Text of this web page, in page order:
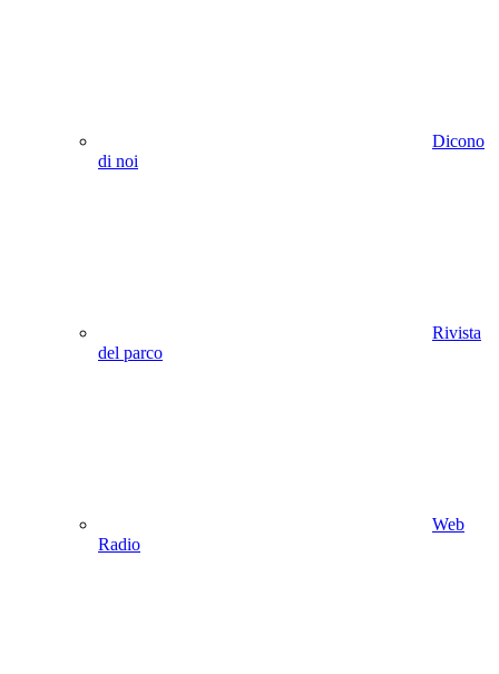
Dicono
di noi
Rivista
del parco
Web
Radio